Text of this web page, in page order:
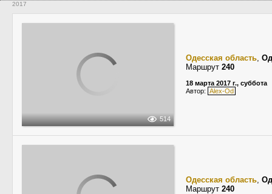
2017
514
Одесская область,
Маршрут 240
18 марта 2017 г., суббота
Автор: Alex-Od
Одесская область,
Маршрут 240